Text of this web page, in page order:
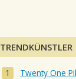
TRENDKÜNSTLER
Twenty One